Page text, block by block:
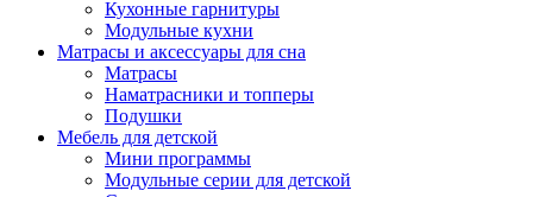
Кухонные гарнитуры
Модульные кухни
Матрасы и аксессуары для сна
Матрасы
Наматрасники и топперы
Подушки
Мебель для детской
Мини программы
Модульные серии для детской